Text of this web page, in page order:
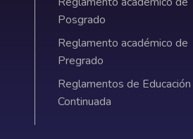
institucionales
Posgrado
Reglamento académico de
Pregrado
Reglamentos de Educación
Continuada